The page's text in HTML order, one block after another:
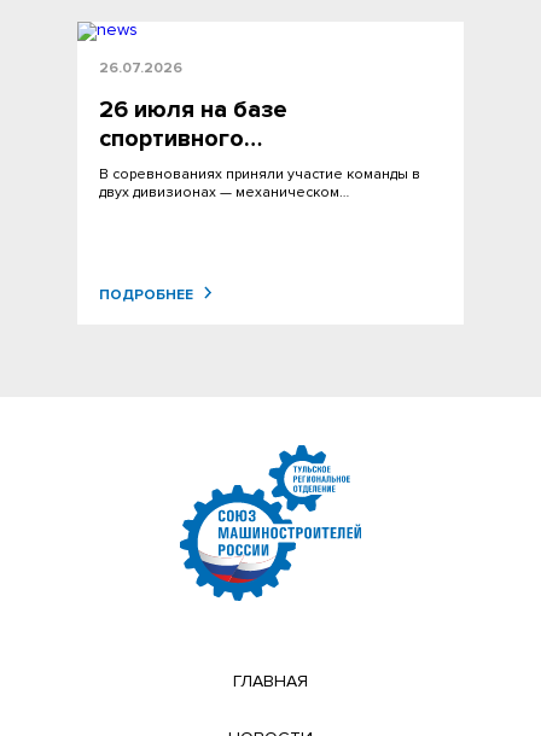
26.07.2026
26 июля на базе
спортивного…
В соревнованиях приняли участие команды в
двух дивизионах — механическом…
ПОДРОБНЕЕ
ГЛАВНАЯ